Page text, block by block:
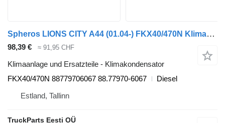
Spheros LIONS CITY A44 (01.04-) FKX40/470N Klimakondensator für MAN LIONS CITY A44 (01.04-) Bus
98,39 € ≈ 91,95 CHF
Klimaanlage und Ersatzteile - Klimakondensator
FKX40/470N 88779706067 88.77970-6067
Diesel
Estland, Tallinn
TruckParts Eesti OÜ